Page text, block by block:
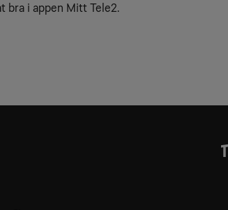
bra i appen Mitt Tele2.